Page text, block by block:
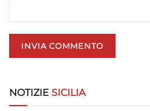
NOTIZIE SICILIA